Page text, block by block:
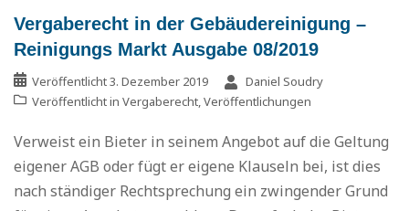
Vergaberecht in der Gebäudereinigung –
Reinigungs Markt Ausgabe 08/2019
Veröffentlicht3. Dezember 2019
Daniel Soudry
Veröffentlicht in Vergaberecht,Veröffentlichungen
Verweist ein Bieter in seinem Angebot auf die Geltung
eigener AGB oder fügt er eigene Klauseln bei, ist dies
nach ständiger Rechtsprechung ein zwingender Grund